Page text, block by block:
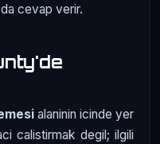
cevap verir.
alaninin icinde yer
calistirmak degil; ilgili